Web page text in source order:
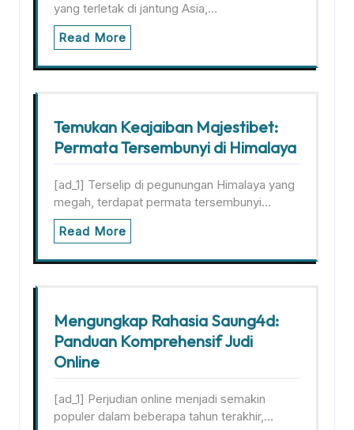
yang terletak di jantung Asia,…
Read More
Temukan Keajaiban Majestibet:
Permata Tersembunyi di Himalaya
[ad_1] Terselip di pegunungan Himalaya yang
megah, terdapat permata tersembunyi…
Read More
Mengungkap Rahasia Saung4d:
Panduan Komprehensif Judi
Online
[ad_1] Perjudian online menjadi semakin
populer dalam beberapa tahun terakhir,…